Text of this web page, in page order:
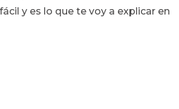
y es lo que te voy a explicar en